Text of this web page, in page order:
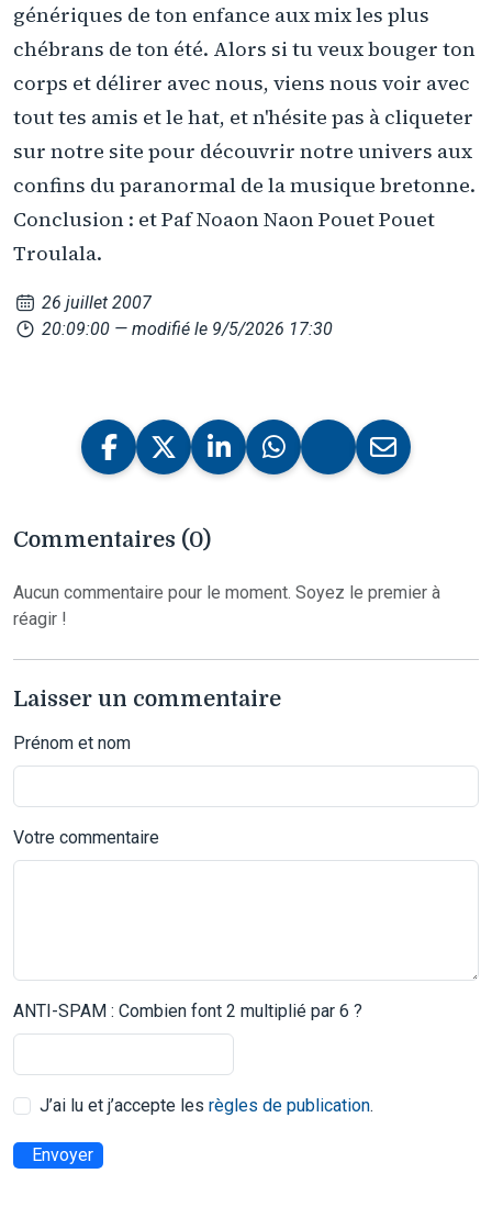
génériques de ton enfance aux mix les plus
chébrans de ton été. Alors si tu veux bouger ton
corps et délirer avec nous, viens nous voir avec
tout tes amis et le hat, et n'hésite pas à cliqueter
sur notre site pour découvrir notre univers aux
confins du paranormal de la musique bretonne.
Conclusion : et Paf Noaon Naon Pouet Pouet
Troulala.
26 juillet 2007
20:09:00 — modifié le 9/5/2026 17:30
Commentaires (0)
Aucun commentaire pour le moment. Soyez le premier à
réagir !
Laisser un commentaire
Prénom et nom
Votre commentaire
ANTI-SPAM : Combien font 2 multiplié par 6 ?
J’ai lu et j’accepte les règles de publication.
Envoyer